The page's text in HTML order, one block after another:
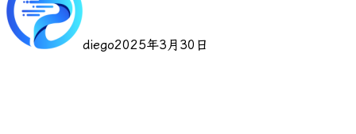
diego2025年3月30日